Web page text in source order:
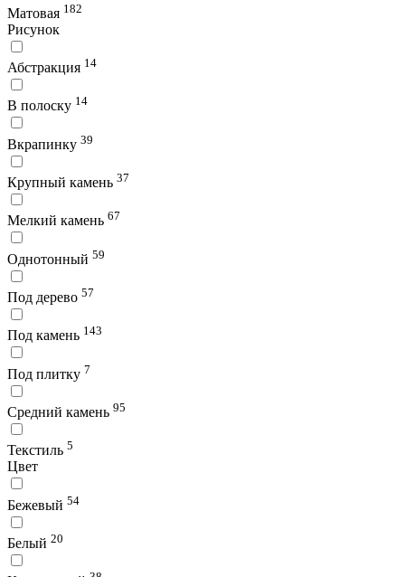
Матовая 182
Рисунок
Абстракция 14
В полоску 14
Вкрапинку 39
Крупный камень 37
Мелкий камень 67
Однотонный 59
Под дерево 57
Под камень 143
Под плитку 7
Средний камень 95
Текстиль 5
Цвет
Бежевый 54
Белый 20